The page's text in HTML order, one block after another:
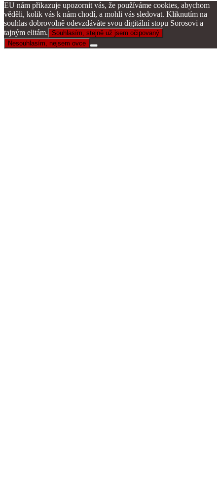
EU nám přikazuje upozornit vás, že používáme cookies, abychom
věděli, kolik vás k nám chodí, a mohli vás sledovat. Kliknutím na
souhlas dobrovolně odevzdáváte svou digitální stopu Sorosovi a
tajným elitám. Souhlasím, stejně už jsem očipovaný
Nesouhlasím, nejsem ovce